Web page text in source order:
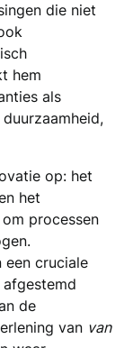
die niet
hem
als
op: het
het
processen
een cruciale
de
van van